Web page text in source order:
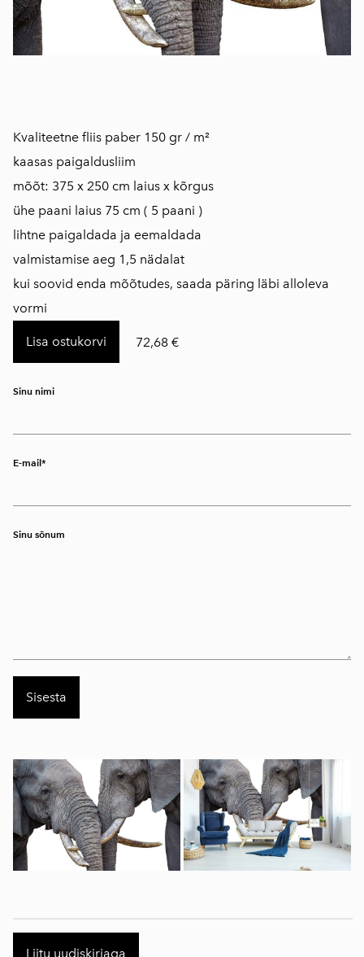
​​​​​​​​​​​​​Kvaliteetne fliis paber 150 gr / m²
kaasas paigaldusliim
mõõt: 375 x 250 cm laius x kõrgus
ühe paani laius 75 cm ( 5 paani )
lihtne paigaldada ja eemaldada
valmistamise aeg 1,5 nädalat
kui soovid enda mõõtudes, saada päring läbi alloleva
vormi
Lisa ostukorvi 72,68 €
Sinu nimi
E-mail
Sinu sõnum
Liitu uudiskirjaga